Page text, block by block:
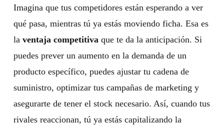
Imagina que tus competidores están esperando a ver
qué pasa, mientras tú ya estás moviendo ficha. Esa es
la ventaja competitivaque te da la anticipación. Si
puedes prever un aumento en la demanda de un
producto específico, puedes ajustar tu cadena de
suministro, optimizar tus campañas de marketing y
asegurarte de tener el stock necesario. Así, cuando tus
rivales reaccionan, tú ya estás capitalizando la